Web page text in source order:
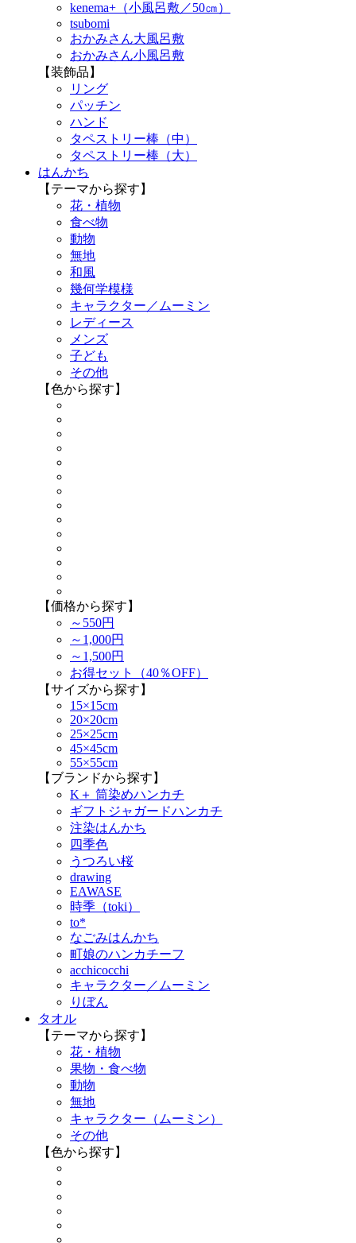
kenema+（小風呂敷／50㎝）
tsubomi
おかみさん大風呂敷
おかみさん小風呂敷
【装飾品】
リング
パッチン
ハンド
タペストリー棒（中）
タペストリー棒（大）
はんかち
【テーマから探す】
花・植物
食べ物
動物
無地
和風
幾何学模様
キャラクター／ムーミン
レディース
メンズ
子ども
その他
【色から探す】
【価格から探す】
～550円
～1,000円
～1,500円
お得セット（40％OFF）
【サイズから探す】
15×15cm
20×20cm
25×25cm
45×45cm
55×55cm
【ブランドから探す】
K＋ 筒染めハンカチ
ギフトジャガードハンカチ
注染はんかち
四季色
うつろい桜
drawing
EAWASE
時季（toki）
to*
なごみはんかち
町娘のハンカチーフ
acchicocchi
キャラクター／ムーミン
りぼん
タオル
【テーマから探す】
花・植物
果物・食べ物
動物
無地
キャラクター（ムーミン）
その他
【色から探す】